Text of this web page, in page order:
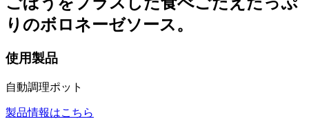
りのボロネーゼソース。
使用製品
自動調理ポット
製品情報はこちら